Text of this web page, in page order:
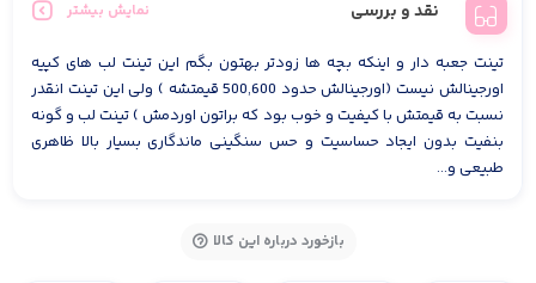
نقد و بررسی نمایش بیشتر
تینت جعبه دار و اینکه بچه ها زودتر بهتون بگم این تینت لب های کپیه
اورجینالش نیست (اورجینالش حدود 500,600 قیمتشه ) ولی این تینت انقدر
نسبت به قیمتش با کیفیت و خوب بود که براتون اوردمش ) تینت لب و گونه
بنفیت بدون ایجاد حساسیت و حس سنگینی ماندگاری بسیار بالا ظاهری
طبیعی و...
بازخورد درباره این کالا